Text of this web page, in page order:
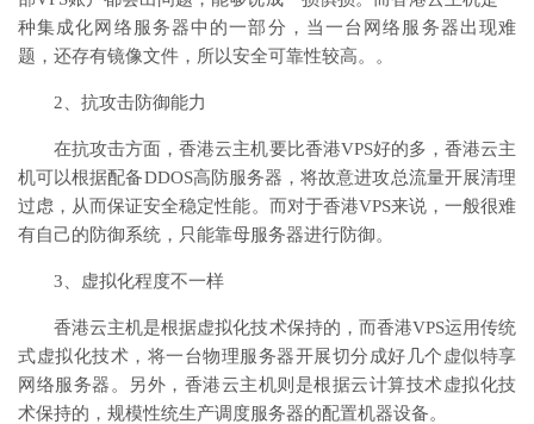
种集成化网络服务器中的一部分，当一台网络服务器出现难
题，还存有镜像文件，所以安全可靠性较高。。
2、抗攻击防御能力
在抗攻击方面，香港云主机要比香港VPS好的多，香港云主
机可以根据配备DDOS高防服务器，将故意进攻总流量开展清理
过虑，从而保证安全稳定性能。而对于香港VPS来说，一般很难
有自己的防御系统，只能靠母服务器进行防御。
3、虚拟化程度不一样
香港云主机是根据虚拟化技术保持的，而香港VPS运用传统
式虚拟化技术，将一台物理服务器开展切分成好几个虚似特享
网络服务器。另外，香港云主机则是根据云计算技术虚拟化技
术保持的，规模性统生产调度服务器的配置机器设备。